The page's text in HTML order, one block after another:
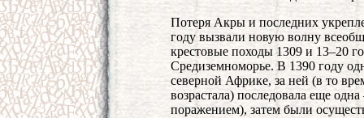
Потеря Акры и последних
году вызвали новую волну
крестовые походы 1309 и 13–20
Средиземноморье. В 1390 году
северной Африке, за ней (в то
возрастала) последовала еще
поражением), затем были